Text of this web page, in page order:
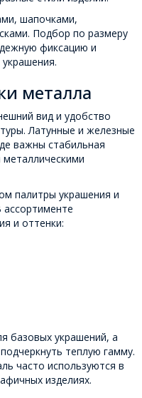
шапочками,
Подбор по размеру
фиксацию и
металла
вид и удобство
Латунные и железные
важны стабильная
палитры украшения и
и оттенки:
базовых украшений, а
теплую гамму.
часто используются в
изделиях.